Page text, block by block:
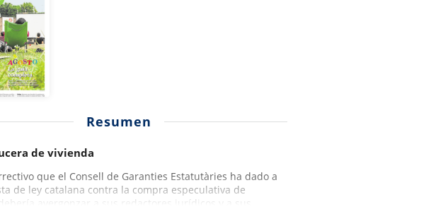
Resumen
de vivienda
que el Consell de Garanties Estatutàries ha dado a
de ley catalana contra la compra especulativa de
avergonzar a sus redactores jurídicos y a sus...